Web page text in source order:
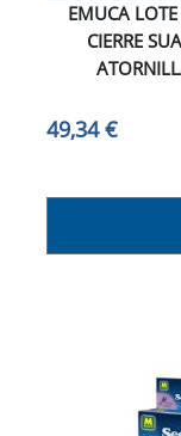
EMUCA
CIERRE
49,34 €